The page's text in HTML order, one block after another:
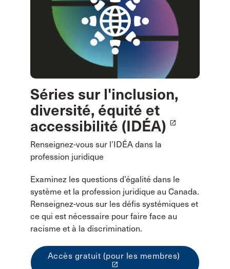
Séries sur l'inclusion,
diversité, équité et
accessibilité (IDÉA) launch
Renseignez-vous sur l’IDÉA dans la
profession juridique
Examinez les questions d’égalité dans le
système et la profession juridique au Canada.
Renseignez-vous sur les défis systémiques et
ce qui est nécessaire pour faire face au
racisme et à la discrimination.
Accès gratuit (pour les membres)
launch